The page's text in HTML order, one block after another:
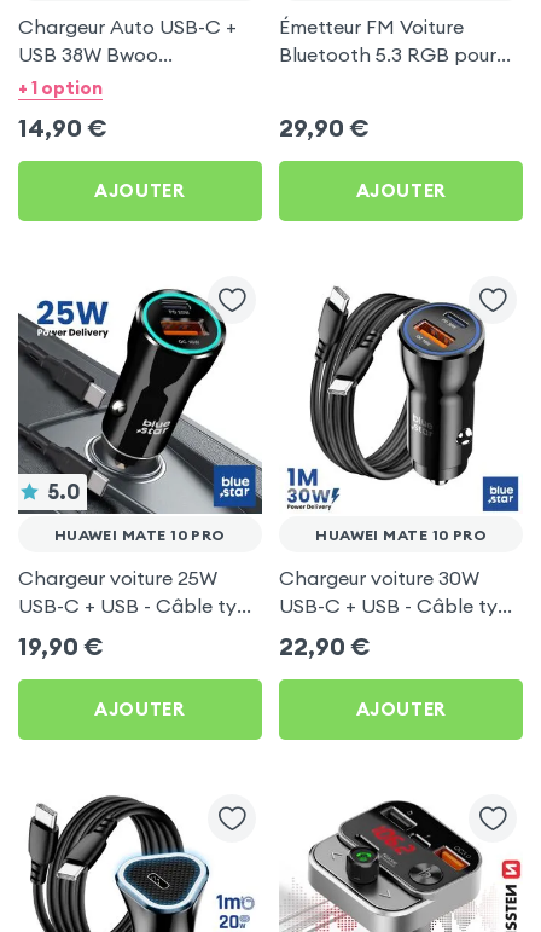
Chargeur Auto USB-C +
USB 38W Bwoo
Transparent pour Huawei
+ 1 option
14,90 €
AJOUTER
Émetteur FM Voiture
Bluetooth 5.3 RGB pour
29,90 €
AJOUTER
5.0
HUAWEI MATE 10 PRO
Chargeur voiture 25W
USB-C + USB - Câble type
C 60W Blue Star pour
Huawei Mate 10 Pro
19,90 €
AJOUTER
HUAWEI MATE 10 PRO
Chargeur voiture 30W
USB-C + USB - Câble type
C 60W Blue Star pour
Huawei Mate 10 Pro
22,90 €
AJOUTER